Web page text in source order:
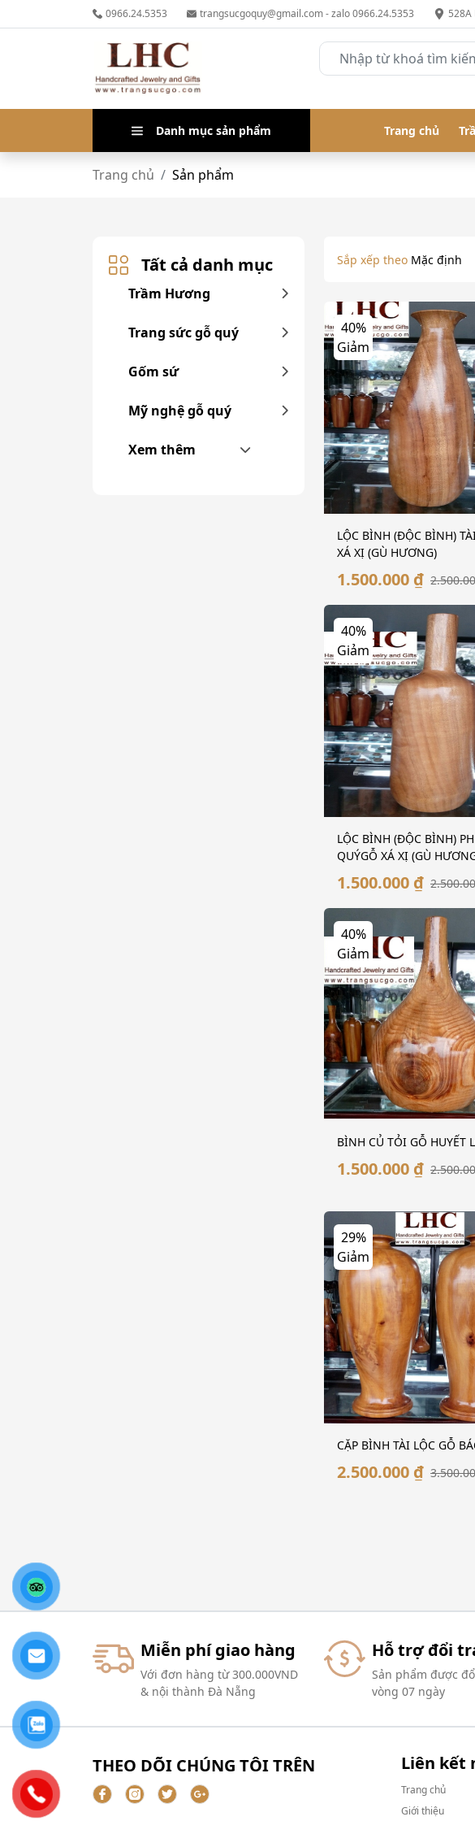
0966.24.5353 trangsucgoquy@gmail.com - zalo 0966.24.5353 528A
Danh mục sản phẩm Trang chủ
Trang chủ Sản phẩm
Tất cả danh mục
Trầm Hương
Trang sức gỗ quý
Gốm sứ
Mỹ nghệ gỗ quý
Xem thêm
Sắp xếp theo
40%
Giảm
LỘC BÌNH (ĐỘC BÌNH)
XÁ XỊ (GÙ HƯƠNG)
1.500.000 ₫
40%
Giảm
LỘC BÌNH (ĐỘC BÌNH)
QUÝGỖ XÁ XỊ (GÙ
1.500.000 ₫
40%
Giảm
BÌNH CỦ TỎI GỖ HUYẾT
1.500.000 ₫
29%
Giảm
CẶP BÌNH TÀI LỘC GỖ
2.500.000 ₫
Miễn phí giao hàng
Với đơn hàng từ 300.000VND
& nội thành Đà Nẵng
Hỗ trợ đổi
Sản phẩm được
vòng 07 ngày
THEO DÕI CHÚNG TÔI TRÊN Liên kết
Trang chủ
Giới thiệu